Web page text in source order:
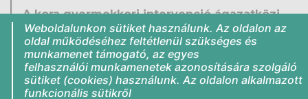
A kora gyermekkori intervenció ágazatközi
fejlesztése
EFOP-1.9.5-VEKOP-16-2016-00001
Közérdekű adatok
Jogi nyilatkozat
Weboldalunkon sütiket használunk. Az oldalon az
oldal működéséhez feltétlenül szükséges és
munkamenet támogató, az egyes
felhasználói munkamenetek azonosítására szolgáló
sütiket (cookies) használunk. Az oldalon alkalmazott
funkcionális sütikről